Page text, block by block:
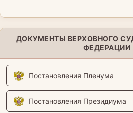
ДОКУМЕНТЫ ВЕРХОВНОГО
ФЕДЕРАЦИИ
Постановления Пленума
Постановления Президиума